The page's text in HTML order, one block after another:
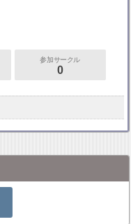
参加サークル
0